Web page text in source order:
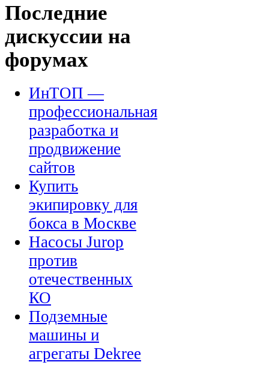
Последние
дискуссии на
форумах
ИнТОП —
профессиональная
разработка и
продвижение
сайтов
Купить
экипировку для
бокса в Москве
Насосы Jurop
против
отечественных
КО
Подземные
машины и
агрегаты Dekree